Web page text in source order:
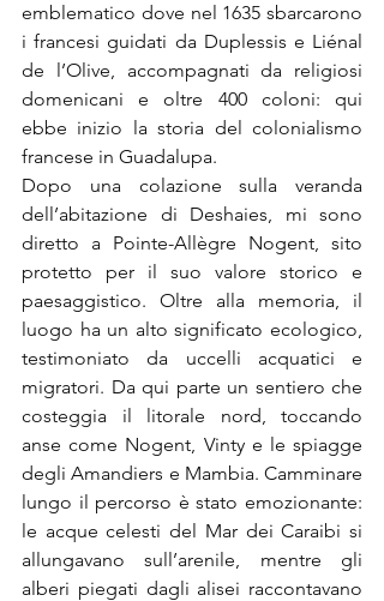
emblematico dove nel 1635 sbarcarono
i francesi guidati da Duplessis e Liénal
de l’Olive, accompagnati da religiosi
domenicani e oltre 400 coloni: qui
ebbe inizio la storia del colonialismo
francese in Guadalupa.
Dopo una colazione sulla veranda
dell’abitazione di Deshaies, mi sono
diretto a Pointe-Allègre Nogent, sito
protetto per il suo valore storico e
paesaggistico. Oltre alla memoria, il
luogo ha un alto significato ecologico,
testimoniato da uccelli acquatici e
migratori. Da qui parte un sentiero che
costeggia il litorale nord, toccando
anse come Nogent, Vinty e le spiagge
degli Amandiers e Mambia. Camminare
lungo il percorso è stato emozionante:
le acque celesti del Mar dei Caraibi si
allungavano sull’arenile, mentre gli
alberi piegati dagli alisei raccontavano